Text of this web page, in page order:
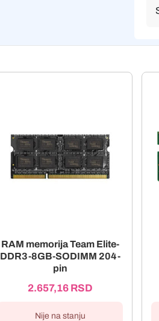
RAM memorija Team Elite-
DDR3-8GB-SODIMM 204-
pin
2.657,16 RSD
Nije na stanju